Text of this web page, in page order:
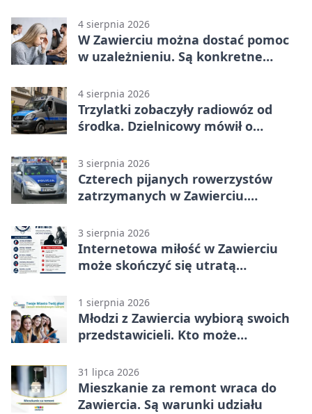
4 sierpnia 2026
W Zawierciu można dostać pomoc
w uzależnieniu. Są konkretne
4 sierpnia 2026
Trzylatki zobaczyły radiowóz od
środka. Dzielnicowy mówił o
3 sierpnia 2026
Czterech pijanych rowerzystów
zatrzymanych w Zawierciu.
3 sierpnia 2026
Internetowa miłość w Zawierciu
może skończyć się utratą
1 sierpnia 2026
Młodzi z Zawiercia wybiorą swoich
przedstawicieli. Kto może
31 lipca 2026
Mieszkanie za remont wraca do
Zawiercia. Są warunki udziału